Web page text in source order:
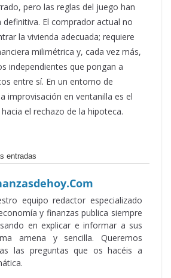
pero las reglas del juego han
El comprador actual no
la vivienda adecuada; requiere
milimétrica y, cada vez más,
independientes que pongan a
entre sí. En un entorno de
improvisación en ventanilla es el
el rechazo de la hipoteca.
entradas
equipo redactor especializado
y finanzas publica siempre
en explicar e informar a sus
amena y sencilla. Queremos
las preguntas que os hacéis a